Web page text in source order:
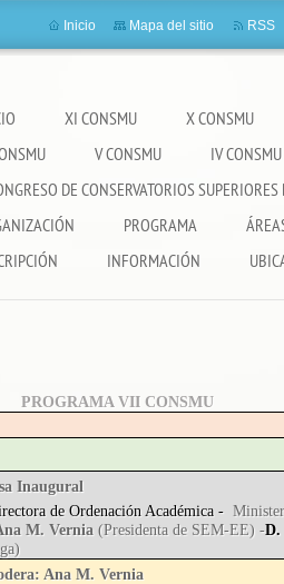
XI CONSMU X CONSMU
V CONSMU IV CONSMU
DE CONSERVATORIOS
PROGRAMA
INFORMACIÓN
Inicio Mapa del sitio RSS
PROGRAMA VII CONSMU
Inaugural
de Ordenación Académica -
M. Vernia(Presidenta de SEM-EE) -D.
Ana M. Vernia